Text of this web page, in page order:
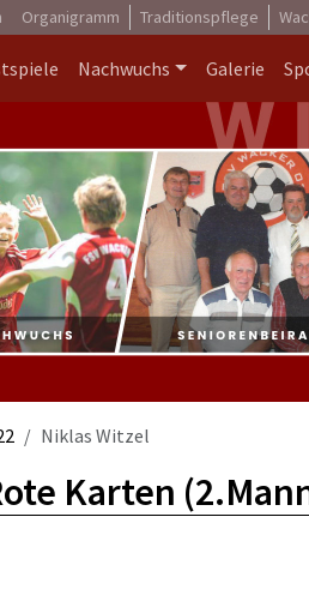
Organigramm Traditionspflege
Nachwuchs Galerie
Niklas Witzel
Karten